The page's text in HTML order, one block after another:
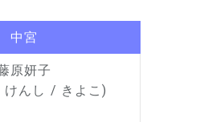
中宮
原妍子
けんし / きよこ)